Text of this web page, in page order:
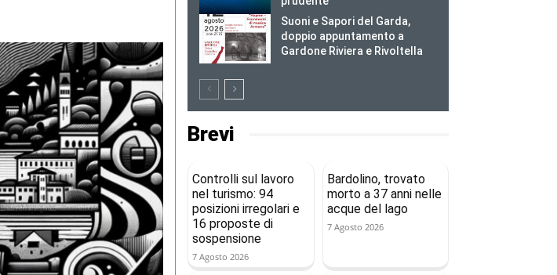
Suoni e Sapori del Garda,
doppio appuntamento a
Gardone Riviera e Rivoltella
Brevi
Controlli sul lavoro
nel turismo: 94
posizioni irregolari e
16 proposte di
sospensione
7 Agosto 2026
Bardolino, trovato
morto a 37 anni nelle
acque del lago
7 Agosto 2026